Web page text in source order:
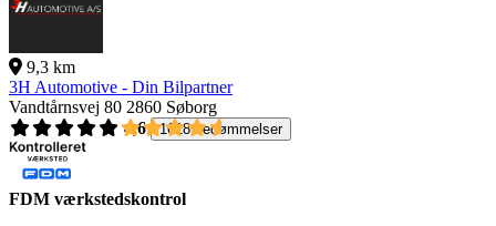
9,3 km
3H Automotive - Din Bilpartner
Vandtårnsvej 80 2860 Søborg
4,6
1618 bedømmelser
FDM værkstedskontrol